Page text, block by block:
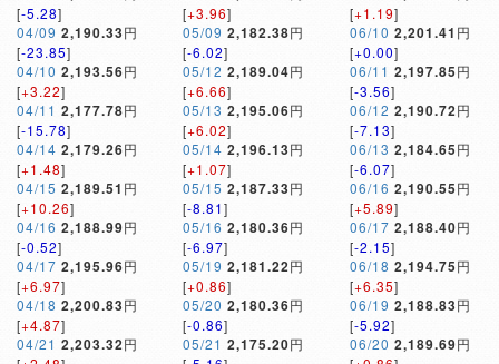
[-5.28]
04/09 2,190.33円
[-23.85]
04/10 2,193.56円
[+3.22]
04/11 2,177.78円
[-15.78]
04/14 2,179.26円
[+1.48]
04/15 2,189.51 円
[+10.26]
04/16 2,188.99円
[-0.52]
04/17 2,195.96円
[+6.97]
04/18 2,200.83円
[+4.87]
04/21 2,203.32円
[+3.96]
05/09 2,182.38円
[-6.02]
05/12 2,189.04円
[+6.66]
05/13 2,195.06円
[+6.02]
05/14 2,196.13円
[+1.07]
05/15 2,187.33円
[-8.81]
05/16 2,180.36円
[-6.97]
05/19 2,181.22円
[+0.86]
05/20 2,180.36円
[-0.86]
05/21 2,175.20円
[+1.19]
06/10 2,201.41 円
[+0.00]
06/11 2,197.85円
[-3.56]
06/12 2,190.72円
[-7.13]
06/13 2,184.65円
[-6.07]
06/16 2,190.55円
[+5.89]
06/17 2,188.40円
[-2.15]
06/18 2,194.75円
[+6.35]
06/19 2,188.83円
[-5.92]
06/20 2,189.69円